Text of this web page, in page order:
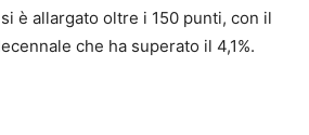
si è allargato oltre i 150 punti, con il
che ha superato il 4,1%.